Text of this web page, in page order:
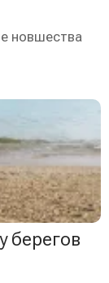
новшества
берегов